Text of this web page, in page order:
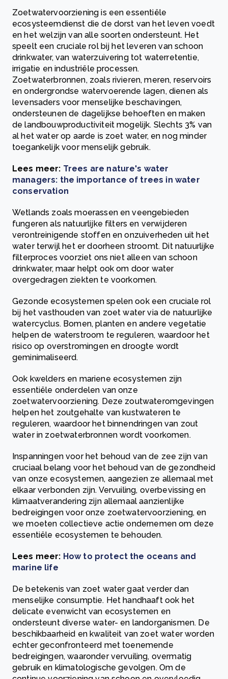
Zoetwatervoorziening is een essentiële
ecosysteemdienst die de dorst van het leven voedt
en het welzijn van alle soorten ondersteunt. Het
speelt een cruciale rol bij het leveren van schoon
drinkwater, van waterzuivering tot waterretentie,
irrigatie en industriële processen.
Zoetwaterbronnen, zoals rivieren, meren, reservoirs
en ondergrondse watervoerende lagen, dienen als
levensaders voor menselijke beschavingen,
ondersteunen de dagelijkse behoeften en maken
de landbouwproductiviteit mogelijk. Slechts 3% van
al het water op aarde is zoet water, en nog minder
toegankelijk voor menselijk gebruik.
Lees meer: Trees are nature's water
managers: the importance of trees in water
conservation
Wetlands zoals moerassen en veengebieden
fungeren als natuurlijke filters en verwijderen
verontreinigende stoffen en onzuiverheden uit het
water terwijl het er doorheen stroomt. Dit natuurlijke
filterproces voorziet ons niet alleen van schoon
drinkwater, maar helpt ook om door water
overgedragen ziekten te voorkomen.
Gezonde ecosystemen spelen ook een cruciale rol
bij het vasthouden van zoet water via de natuurlijke
watercyclus. Bomen, planten en andere vegetatie
helpen de waterstroom te reguleren, waardoor het
risico op overstromingen en droogte wordt
geminimaliseerd.
Ook kwelders en mariene ecosystemen zijn
essentiële onderdelen van onze
zoetwatervoorziening. Deze zoutwateromgevingen
helpen het zoutgehalte van kustwateren te
reguleren, waardoor het binnendringen van zout
water in zoetwaterbronnen wordt voorkomen.
Inspanningen voor het behoud van de zee zijn van
cruciaal belang voor het behoud van de gezondheid
van onze ecosystemen, aangezien ze allemaal met
elkaar verbonden zijn. Vervuiling, overbevissing en
klimaatverandering zijn allemaal aanzienlijke
bedreigingen voor onze zoetwatervoorziening, en
we moeten collectieve actie ondernemen om deze
essentiële ecosystemen te behouden.
Lees meer: How to protect the oceans and
marine life
De betekenis van zoet water gaat verder dan
menselijke consumptie. Het handhaaft ook het
delicate evenwicht van ecosystemen en
ondersteunt diverse water- en landorganismen. De
beschikbaarheid en kwaliteit van zoet water worden
echter geconfronteerd met toenemende
bedreigingen, waaronder vervuiling, overmatig
gebruik en klimatologische gevolgen. Om de